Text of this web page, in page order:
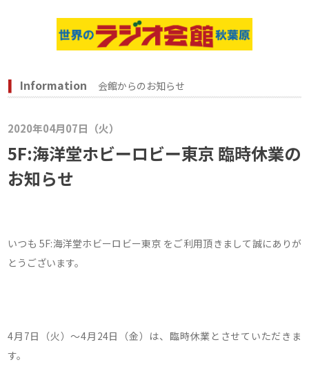
Information 会館からのお知らせ
2020年04月07日（火）
5F:海洋堂ホビーロビー東京 臨時休業の
お知らせ
いつも 5F:海洋堂ホビーロビー東京 をご利用頂きまして誠にありが
とうございます。
4月7日（火）～4月24日（金）は、臨時休業とさせていただきま
す。